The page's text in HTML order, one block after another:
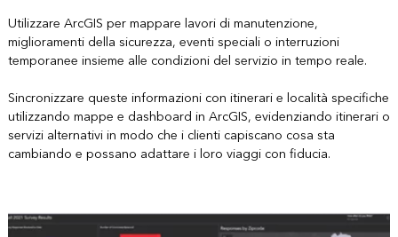
Utilizzare ArcGIS per mappare lavori di manutenzione,
miglioramenti della sicurezza, eventi speciali o interruzioni
temporanee insieme alle condizioni del servizio in tempo reale.
Sincronizzare queste informazioni con itinerari e località specifiche
utilizzando mappe e dashboard in ArcGIS, evidenziando itinerari o
servizi alternativi in modo che i clienti capiscano cosa sta
cambiando e possano adattare i loro viaggi con fiducia.